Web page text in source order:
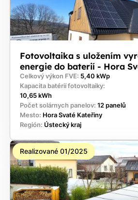
Fotovoltaika s uložením
energie do baterií - Hora
Celkový výkon FVE: 5,40 kWp
Kapacita batérií fotovoltaiky:
10,65 kWh
Počet solárnych panelov: 12 panelů
Mesto: Hora Svaté Kateřiny
Región: Ústecký kraj
Realizované 01/2025